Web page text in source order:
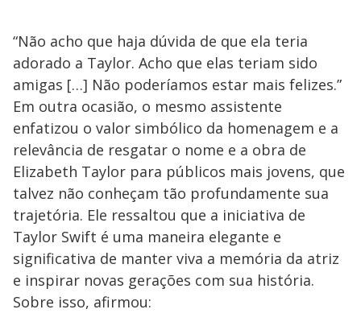
“Não acho que haja dúvida de que ela teria
adorado a Taylor. Acho que elas teriam sido
amigas […] Não poderíamos estar mais felizes.”
Em outra ocasião, o mesmo assistente
enfatizou o valor simbólico da homenagem e a
relevância de resgatar o nome e a obra de
Elizabeth Taylor para públicos mais jovens, que
talvez não conheçam tão profundamente sua
trajetória. Ele ressaltou que a iniciativa de
Taylor Swift é uma maneira elegante e
significativa de manter viva a memória da atriz
e inspirar novas gerações com sua história.
Sobre isso, afirmou: